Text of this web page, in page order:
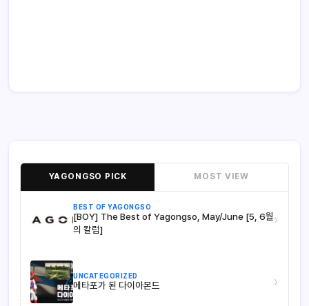
YAGONGSO PICK MOST VIEW
BEST OF YAGONGSO
[BOY] The Best of Yagongso, May/June [5, 6월
의 칼럼]
›
UNCATEGORIZED
메타포가 된 다이아몬드 ›